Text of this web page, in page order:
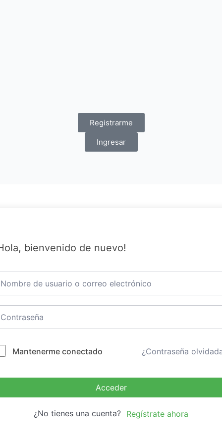
Registrarme
Ingresar
bienvenido de nuevo!
Mantenerme conectado ¿Contraseña
Acceder
¿No tienes una cuenta? Regístrate ahora